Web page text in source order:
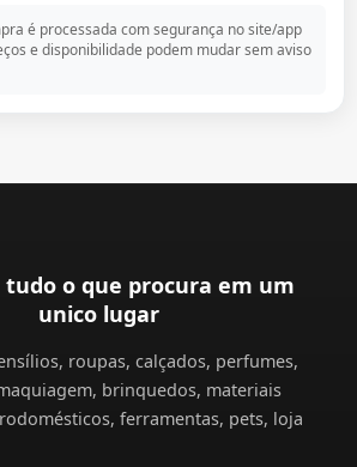
é processada com segurança no site/app
e disponibilidade podem mudar sem aviso
tudo o que procura em um
unico lugar
roupas, calçados, perfumes,
brinquedos, materiais
ferramentas, pets, loja